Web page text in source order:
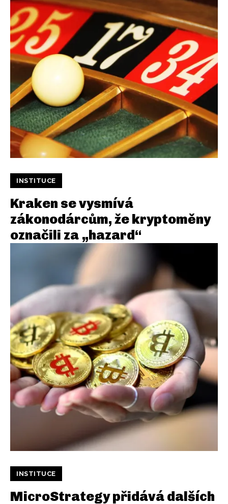
INSTITUCE
Kraken se vysmívá
zákonodárcům, že kryptoměny
označili za „hazard“
INSTITUCE
MicroStrategy přidává dalších